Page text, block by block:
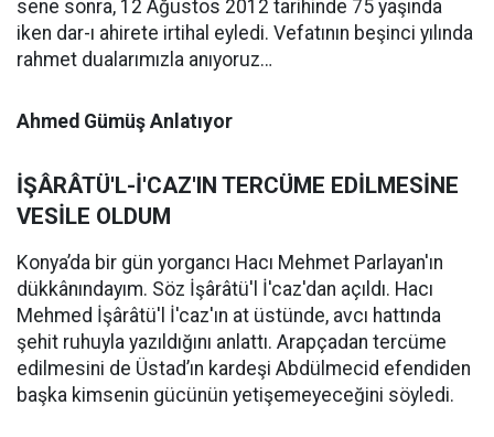
sene sonra, 12 Ağustos 2012 tarihinde 75 yaşında
iken dar-ı ahirete irtihal eyledi. Vefatının beşinci yılında
rahmet dualarımızla anıyoruz…
Ahmed Gümüş Anlatıyor
İŞÂRÂTÜ'L-İ'CAZ'IN TERCÜME EDİLMESİNE
VESİLE OLDUM
Konya’da bir gün yorgancı Hacı Mehmet Parlayan'ın
dükkânındayım. Söz İşârâtü'l İ'caz'dan açıldı. Hacı
Mehmed İşârâtü'l İ'caz'ın at üstünde, avcı hattında
şehit ruhuyla yazıldığını anlattı. Arapçadan tercüme
edilmesini de Üstad’ın kardeşi Abdülmecid efendiden
başka kimsenin gücünün yetişemeyeceğini söyledi.